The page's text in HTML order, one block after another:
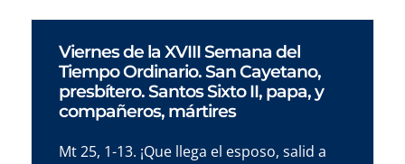
Viernes de la XVIII Semana del
Tiempo Ordinario. San Cayetano,
presbítero. Santos Sixto II, papa, y
compañeros, mártires
Mt 25, 1-13. ¡Que llega el esposo, salid a